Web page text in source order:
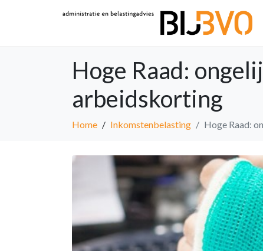
Hoge Raad:
arbeidskorting
Home Inkomstenbelasting Hoge Raad: